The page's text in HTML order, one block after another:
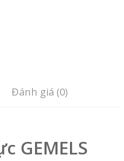
Đánh giá (0)
GEMELS